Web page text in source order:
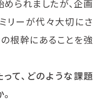
られましたが、企画
リーが代々大切にさ
根幹にあることを強
て、どのような課題